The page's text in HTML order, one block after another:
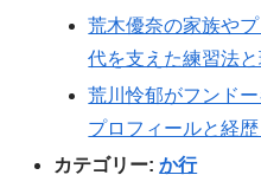
荒木優奈の家族や
代を支えた練習法
荒川怜郁がフンド
プロフィールと経
カテゴリー:か行